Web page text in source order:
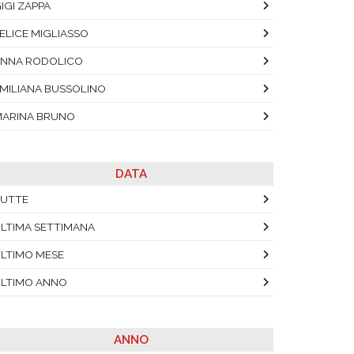
ZAPPA
MIGLIASSO
RODOLICO
BUSSOLINO
BRUNO
DATA
SETTIMANA
MESE
ANNO
ANNO